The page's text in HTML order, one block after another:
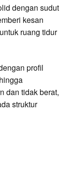
dengan sudut
kesan
ruang tidur
profil
dan tidak berat,
struktur